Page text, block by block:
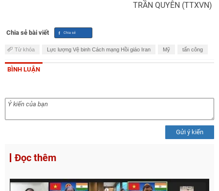
TRẦN QUYÊN (TTXVN)
Chia sẻ bài viết
Từ khóa Lực lượng Vệ binh Cách mạng Hồi giáo Iran Mỹ tấn công
BÌNH LUẬN
Gửi ý kiến
Đọc thêm